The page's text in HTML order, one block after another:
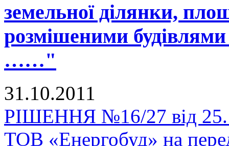
земельної ділянки,
розмішеними
……"
31.10.2011
РІШЕННЯ №16/27 від
ТОВ «Енергобуд» на